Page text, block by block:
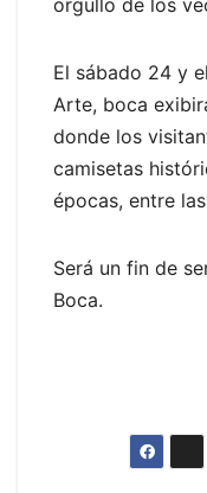
orgullo de los
El sábado 24 y
Arte, boca
donde los
camisetas
épocas, entre
Será un fin de
Boca.